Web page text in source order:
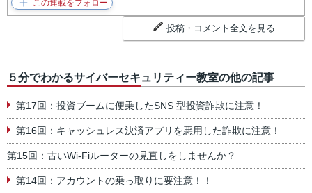
投稿・コメント全文を見る
５分でわかるサイバーセキュリティー教室の他の記事
第17回：投資ブームに便乗したSNS 型投資詐欺に注意！
第16回：キャッシュレス決済アプリを悪用した詐欺に注意！
第15回：古いWi-Fiルーターの見直しをしませんか？
第14回：アカウントの乗っ取りに要注意！！